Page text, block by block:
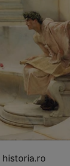
historia.ro